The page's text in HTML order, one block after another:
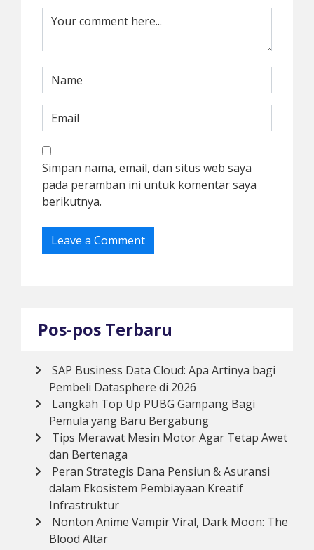
Simpan nama, email, dan situs web saya
pada peramban ini untuk komentar saya
berikutnya.
Pos-pos Terbaru
SAP Business Data Cloud: Apa Artinya bagi
Pembeli Datasphere di 2026
Langkah Top Up PUBG Gampang Bagi
Pemula yang Baru Bergabung
Tips Merawat Mesin Motor Agar Tetap Awet
dan Bertenaga
Peran Strategis Dana Pensiun & Asuransi
dalam Ekosistem Pembiayaan Kreatif
Infrastruktur
Nonton Anime Vampir Viral, Dark Moon: The
Blood Altar